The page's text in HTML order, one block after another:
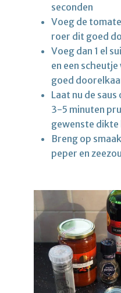
seconden
Voeg de
roer dit goed
Voeg dan 1 el
en een
goed
Laat nu de
3-5 minuten
gewenste
Breng op
peper en